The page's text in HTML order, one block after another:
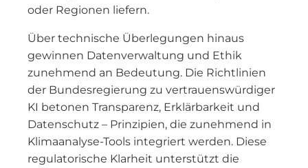
oder Regionen liefern.
Über technische Überlegungen hinaus
gewinnen Datenverwaltung und Ethik
zunehmend an Bedeutung. Die Richtlinien
der Bundesregierung zu vertrauenswürdiger
KI betonen Transparenz, Erklärbarkeit und
Datenschutz – Prinzipien, die zunehmend in
Klimaanalyse-Tools integriert werden. Diese
regulatorische Klarheit unterstützt die